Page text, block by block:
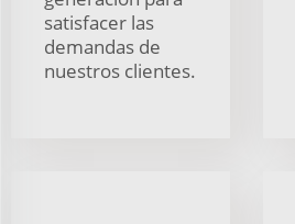
satisfacer las
demandas de
nuestros clientes.